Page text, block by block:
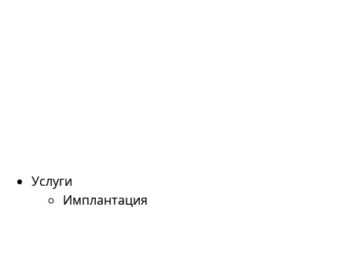
Услуги
Имплантация